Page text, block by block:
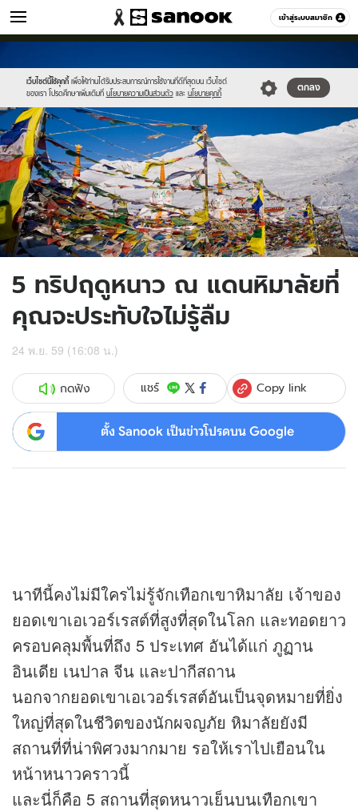
เข้าสู่ระบบสมาชิก
เที่ยว-กิน หมวดอื่นๆ
เว็บไซต์นี้ใช้คุกกี้ เพื่อให้ท่านได้รับประสบการณ์การใช้งานที่ดีที่สุดบน เว็บไซต์
ของเรา โปรดศึกษาเพิ่มเติมที่ นโยบายความเป็นส่วนตัว และ นโยบายคุกกี้
ตกลง
new-
sanook.png
5 ทริปฤดูหนาว ณ แดนหิมาลัยที่
คุณจะประทับใจไม่รู้ลืม
24 พ.ย. 59 (16:08 น.)
กดฟัง แชร์ Copy link
ตั้ง Sanook เป็นข่าวโปรดบน Google
นาทีนี้คงไม่มีใครไม่รู้จักเทือกเขาหิมาลัย เจ้าของ
ยอดเขาเอเวอร์เรสต์ที่สูงที่สุดในโลก และทอดยาว
ครอบคลุมพื้นที่ถึง 5 ประเทศ อันได้แก่ ภูฏาน
อินเดีย เนปาล จีน และปากีสถาน
นอกจากยอดเขาเอเวอร์เรสต์อันเป็นจุดหมายที่ยิ่ง
ใหญ่ที่สุดในชีวิตของนักผจญภัย หิมาลัยยังมี
สถานที่ที่น่าพิศวงมากมาย รอให้เราไปเยือนใน
หน้าหนาวคราวนี้
และนี่ก็คือ 5 สถานที่สุดหนาวเย็นบนเทือกเขา